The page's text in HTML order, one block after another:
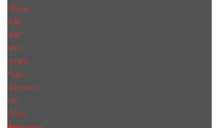
Chanel
Kylie
MaC
NYX
OTWO
Pupa
Tom Ford
YSL
ZOZU